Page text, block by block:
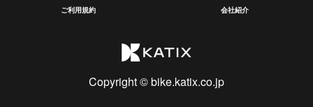
ご利用規約 会社紹介
Copyright © bike.katix.co.jp